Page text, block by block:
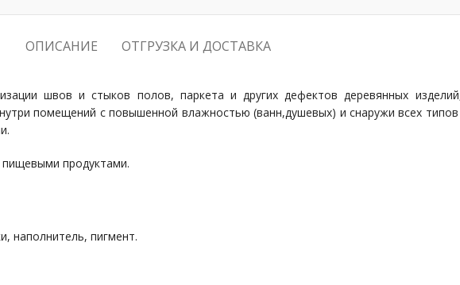
ОПИСАНИЕ ОТГРУЗКА И ДОСТАВКА
швов и стыков полов, паркета и других дефектов деревянных
помещений с повышенной влажностью (ванн,душевых) и снаружи всех
продуктами.
наполнитель, пигмент.